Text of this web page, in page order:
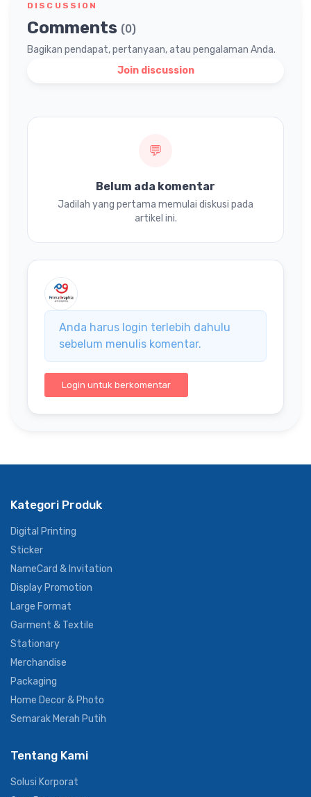
DISCUSSION
Comments (0)
Bagikan pendapat, pertanyaan, atau pengalaman Anda.
Join discussion
💬
Belum ada komentar
Jadilah yang pertama memulai diskusi pada
artikel ini.
Anda harus login terlebih dahulu
sebelum menulis komentar.
Login untuk berkomentar
Kategori Produk
Digital Printing
Sticker
NameCard & Invitation
Display Promotion
Large Format
Garment & Textile
Stationary
Merchandise
Packaging
Home Decor & Photo
Semarak Merah Putih
Tentang Kami
Solusi Korporat